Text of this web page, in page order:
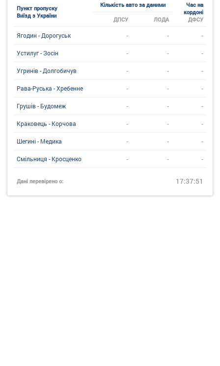
Пункт пропуску
Виїзд з України
Кількість авто за даними
Час на
кордоні
ДФСУ
ДПСУ ЛОДА
Ягодин - Дорогуськ - - -
Устилуг - Зосін - - -
Угринiв - Долгобичув - - -
Рава-Руська - Хребенне - - -
Грушів - Будомеж - - -
Краковець - Корчова - - -
Шегині - Медика - - -
Смільниця - Кросценко - - -
Дані перевірено о: 17:37:51